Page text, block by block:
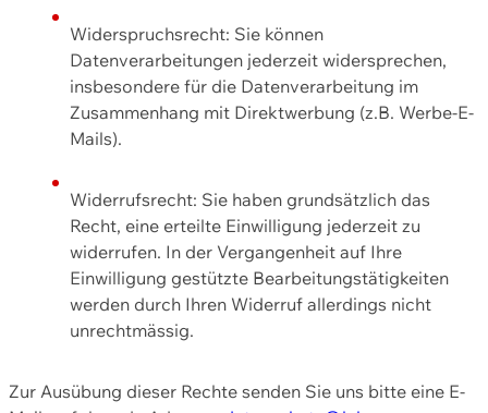
Widerspruchsrecht: Sie können
Datenverarbeitungen jederzeit widersprechen,
insbesondere für die Datenverarbeitung im
Zusammenhang mit Direktwerbung (z.B. Werbe-E-
Mails).
Widerrufsrecht: Sie haben grundsätzlich das
Recht, eine erteilte Einwilligung jederzeit zu
widerrufen. In der Vergangenheit auf Ihre
Einwilligung gestützte Bearbeitungstätigkeiten
werden durch Ihren Widerruf allerdings nicht
unrechtmässig.
Zur Ausübung dieser Rechte senden Sie uns bitte eine E-